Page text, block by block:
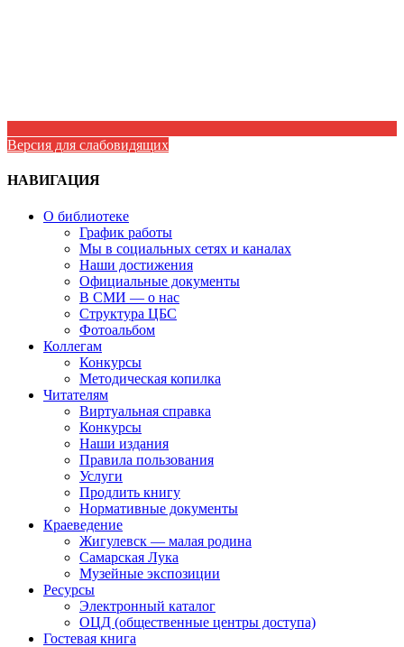
Версия для слабовидящих
НАВИГАЦИЯ
О библиотеке
График работы
Мы в социальных сетях и каналах
Наши достижения
Официальные документы
В СМИ — о нас
Структура ЦБС
Фотоальбом
Коллегам
Конкурсы
Методическая копилка
Читателям
Виртуальная справка
Конкурсы
Наши издания
Правила пользования
Услуги
Продлить книгу
Нормативные документы
Краеведение
Жигулевск — малая родина
Самарская Лука
Музейные экспозиции
Ресурсы
Электронный каталог
ОЦД (общественные центры доступа)
Гостевая книга